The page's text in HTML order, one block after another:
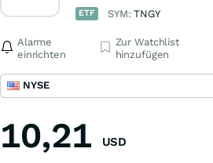
ETF SYM:TNGY
Alarme
einrichten
Zur Watchlist
hinzufügen
NYSE
10,21 USD